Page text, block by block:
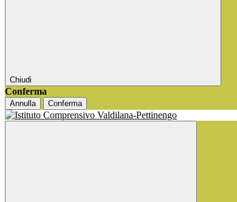
Chiudi
Conferma
Annulla Conferma